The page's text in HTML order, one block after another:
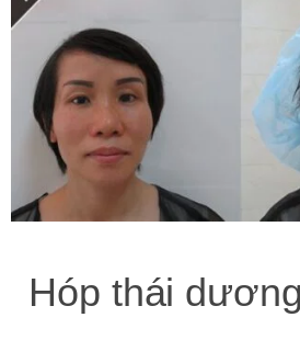
Hóp thái